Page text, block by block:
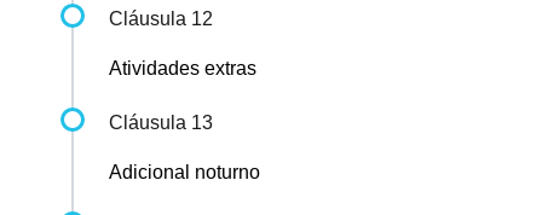
Cláusula 12
Atividades extras
Cláusula 13
Adicional noturno